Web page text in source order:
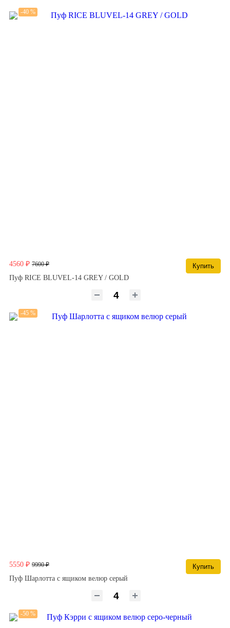
4560 ₽ 7600 ₽
-40 %
Купить
Пуф RICE BLUVEL-14 GREY / GOLD
5550 ₽ 9990 ₽
-45 %
Купить
Пуф Шарлотта с ящиком велюр серый
-50 %